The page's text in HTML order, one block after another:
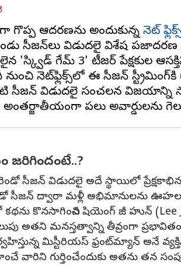
గొప్ప ఆదరణను అందుకున్న నెట్‌
సీజన్‌లు విడుదలై విశేష
'స్క్విడ్ గేమ్ 3' టీజర్‌ ప్రేక్షకుల
నెట్‌ఫ్లిక్స్‌లో ఈ సీజన్‌
సీజన్‌ విడుదలై సంచలన విజయాన్ని
జరిగిందంటే..?
రెండో సీజన్‌ విడుదలై అదే స్థాయిలో
సీజన్‌ ద్వారా మళ్లీ అభిమానులను ఊహల
కొనసాగించిన షియెంగ్ జీ హున్
అతని మనస్తత్వాన్ని తీవ్రంగా ప్రభావితం
మిస్టీరియస్‌ ఫ్రంట్‌మ్యాన్‌ అనే
వారిని గుర్తించేందుకు అతను తన